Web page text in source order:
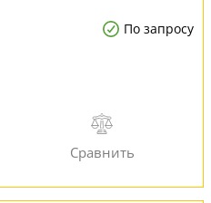
По запросу